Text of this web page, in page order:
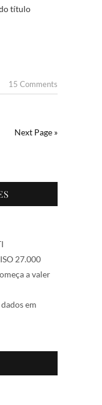
título
15 Comments
Next Page »
27.000
a valer
em